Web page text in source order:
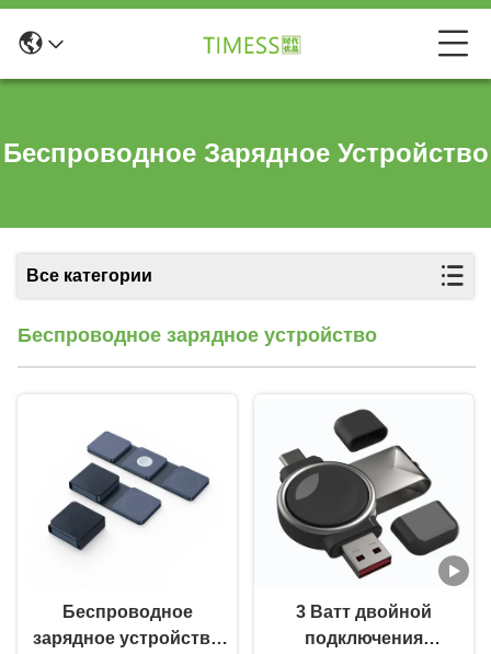
Беспроводное Зарядное Устройство
Все категории
Беспроводное зарядное устройство
Беспроводное
зарядное устройство
3 Ватт двойной
подключения